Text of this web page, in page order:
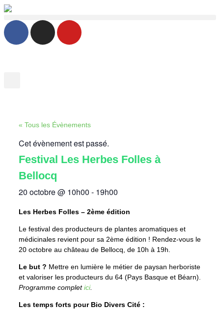
« Tous les Évènements
Cet évènement est passé.
Festival Les Herbes Folles à
Bellocq
20 octobre@ 10h00 - 19h00
Les Herbes Folles – 2ème édition
Le festival des producteurs de plantes aromatiques et
médicinales revient pour sa 2ème édition ! Rendez-vous le
20 octobre au château de Bellocq, de 10h à 19h.
Le but ? Mettre en lumière le métier de paysan herboriste
et valoriser les producteurs du 64 (Pays Basque et Béarn).
Programme completici.
Les temps forts pour Bio Divers Cité :